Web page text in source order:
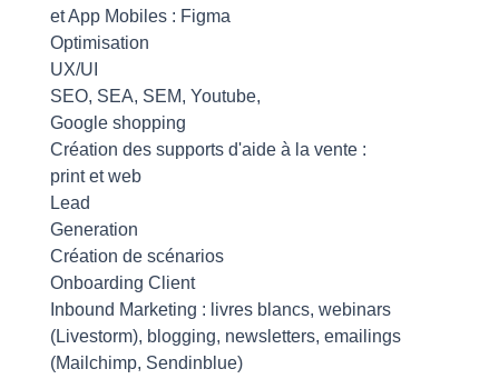
et App Mobiles : Figma
Optimisation
UX/UI
SEO, SEA, SEM, Youtube,
Google shopping
Création des supports d'aide à la vente :
print et web
Lead
Generation
Création de scénarios
Onboarding Client
Inbound Marketing : livres blancs, webinars
(Livestorm), blogging, newsletters, emailings
(Mailchimp, Sendinblue)